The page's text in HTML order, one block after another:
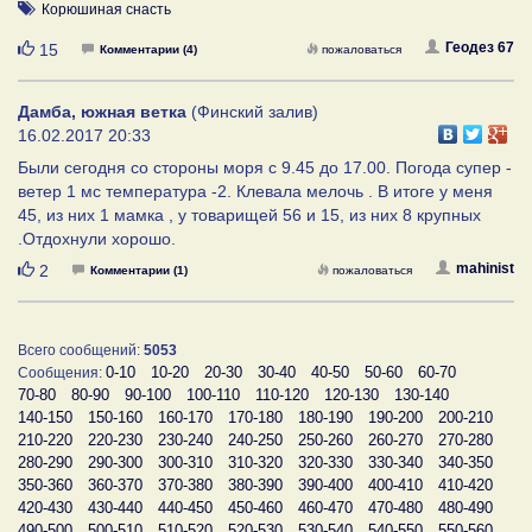
Корюшиная снасть
Нравится
15 Комментарии (4) Геодез 67
пожаловаться
Дамба, южная ветка (Финский залив)
16.02.2017 20:33
Были сегодня со стороны моря с 9.45 до 17.00. Погода супер -
ветер 1 мс температура -2. Клевала мелочь . В итоге у меня
45, из них 1 мамка , у товарищей 56 и 15, из них 8 крупных
.Отдохнули хорошо.
Нравится
2 Комментарии (1) mahinist
пожаловаться
Всего сообщений: 5053
Сообщения: 0-10 10-20 20-30 30-40 40-50 50-60
60-70
70-80
80-90 90-100 100-110 110-120 120-130
130-140
140-150
150-160 160-170 170-180 180-190 190-200
200-210
210-220
220-230 230-240 240-250 250-260 260-270
270-280
280-290
290-300 300-310 310-320 320-330 330-340
340-350
350-360
360-370 370-380 380-390 390-400 400-410
410-420
420-430
430-440 440-450 450-460 460-470 470-480
480-490